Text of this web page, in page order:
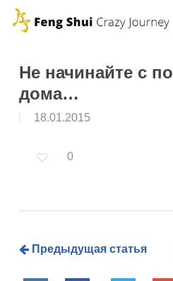
Skip
contentНе начинайте с
дома…
18.01.2015
0
Предыдущая статья